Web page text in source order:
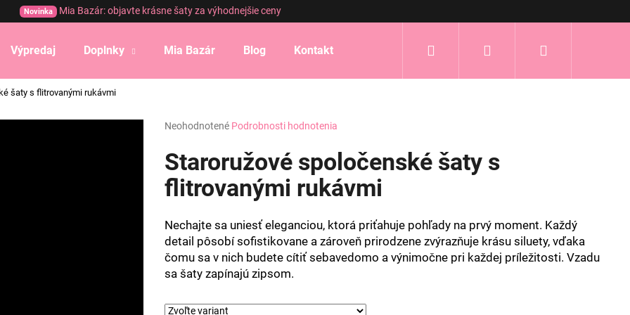
Novinka Mia Bazár: objavte krásne šaty za výhodnejšie ceny
Výpredaj Doplnky Mia Bazár Blog Kontakt Prihlásenie
šaty s flitrovanými rukávmi
Priemerné
produktu
je
0,0
hviezdičiek.
Neohodnotené Podrobnosti hodnotenia
Staroružové spoločenské šaty s
flitrovanými rukávmi
Nechajte sa uniesť eleganciou, ktorá priťahuje pohľady na prvý moment. Každý
detail pôsobí sofistikovane a zároveň prirodzene zvýrazňuje krásu siluety, vďaka
čomu sa v nich budete cítiť sebavedomo a výnimočne pri každej príležitosti. Vzadu
sa šaty zapínajú zipsom.
Čo potrebujete nájsť?
HĽADAŤ